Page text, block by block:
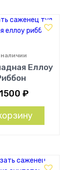
Еллоу
наличии
₽